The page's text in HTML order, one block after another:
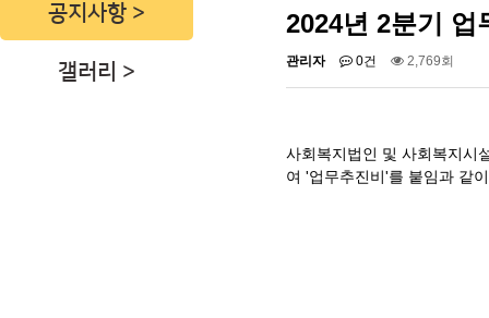
공지사항
갤러리
2024년 2분기 업
관리자 0건 2,769회
사회복지법인 및 사회복지시
여 '업무추진비'를 붙임과 같